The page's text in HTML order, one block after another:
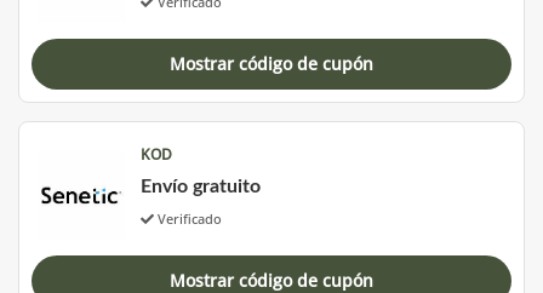
Mostrar código de cupón
KOD
Envío gratuito
Verificado
Mostrar código de cupón